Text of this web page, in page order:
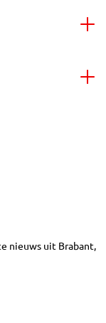
nieuws uit Brabant,